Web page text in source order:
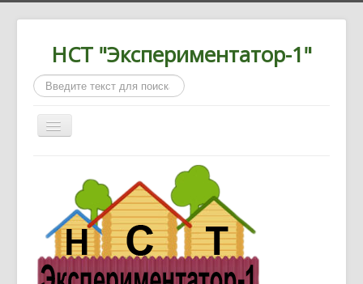
НСТ "Экспериментатор-1"
Искать...
Включить/
выключить
Новости
Документы
Контакты